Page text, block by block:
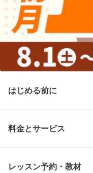
はじめる前に
料金とサービス
レッスン予約・教材